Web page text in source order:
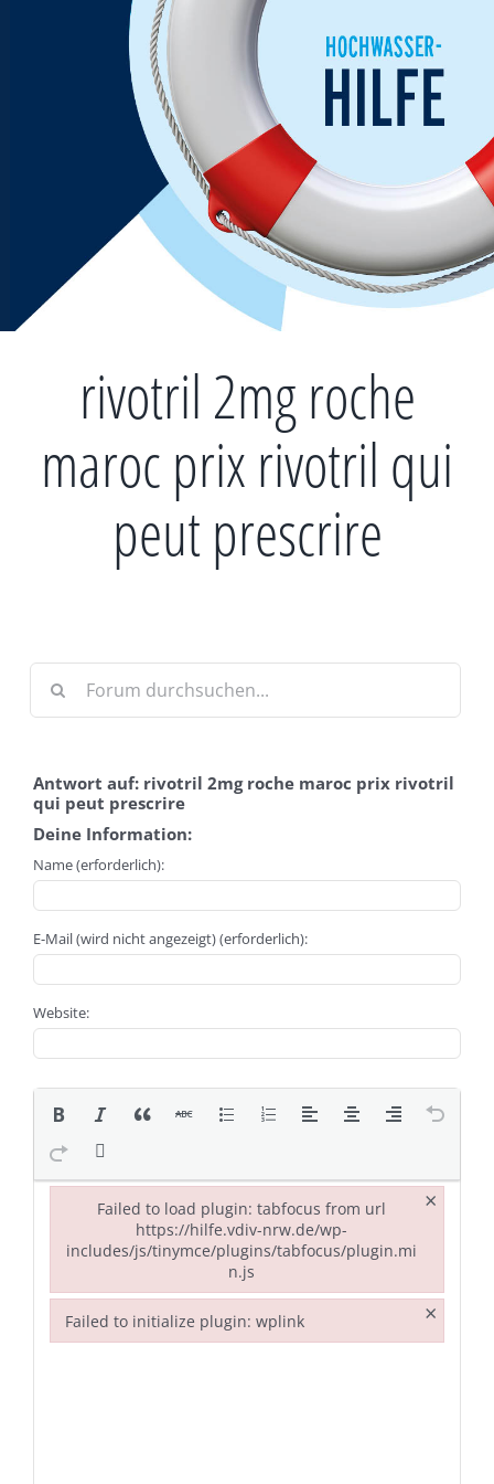
rivotril 2mg roche
maroc prix rivotril qui
peut prescrire
Antwort auf: rivotril 2mg roche maroc prix rivotril
qui peut prescrire
Deine Information:
Name (erforderlich):
E-Mail (wird nicht angezeigt) (erforderlich):
Website:
Failed to load plugin: tabfocus from url
https://hilfe.vdiv-nrw.de/wp-
includes/js/tinymce/plugins/tabfocus/plugin.mi
n.js
×
Failed to load plugin: tabfocus from url https://hilfe.vdiv-
Failed to initialize plugin: wplink
×
Failed to initialize plugin: wplink